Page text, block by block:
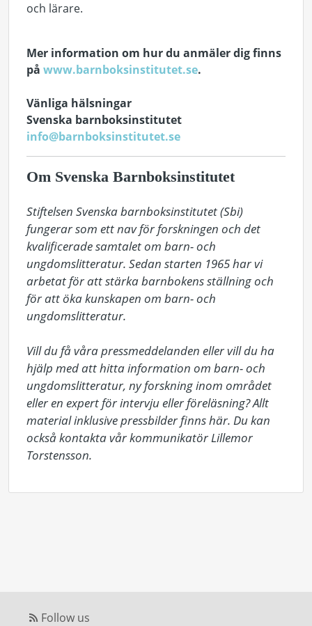
och lärare.
Mer information om hur du anmäler dig finns
på www.barnboksinstitutet.se.
Vänliga hälsningar
Svenska barnboksinstitutet
info@barnboksinstitutet.se
Om Svenska Barnboksinstitutet
Stiftelsen Svenska barnboksinstitutet (Sbi)
fungerar som ett nav för forskningen och det
kvalificerade samtalet om barn- och
ungdomslitteratur. Sedan starten 1965 har vi
arbetat för att stärka barnbokens ställning och
för att öka kunskapen om barn- och
ungdomslitteratur.
Vill du få våra pressmeddelanden eller vill du ha
hjälp med att hitta information om barn- och
ungdomslitteratur, ny forskning inom området
eller en expert för intervju eller föreläsning? Allt
material inklusive pressbilder finns här. Du kan
också kontakta vår kommunikatör Lillemor
Torstensson.
Follow us